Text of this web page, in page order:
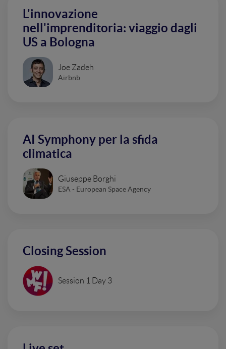
L'innovazione
nell'imprenditoria: viaggio dagli
US a Bologna
Joe Zadeh
Airbnb
AI Symphony per la sfida
climatica
Giuseppe Borghi
ESA - European Space Agency
Closing Session
Session 1 Day 3